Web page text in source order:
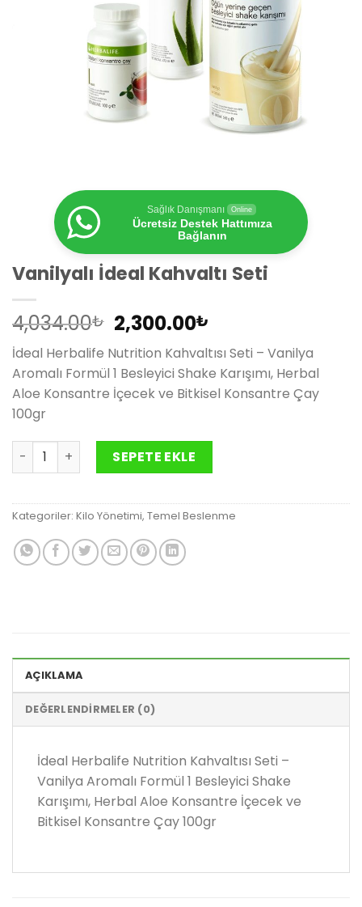
Sağlık Danışmanı Online
Ücretsiz Destek Hattımıza
Bağlanın
Vanilyalı İdeal Kahvaltı Seti
4,034.00₺ Orijinal
fiyat:
4,034.00₺.
2,300.00₺
andaki
fiyat:
2,300.00₺.
İdeal Herbalife Nutrition Kahvaltısı Seti – Vanilya
Aromalı Formül 1 Besleyici Shake Karışımı, Herbal
Aloe Konsantre İçecek ve Bitkisel Konsantre Çay
100gr
Vanilyalı İdeal Kahvaltı Seti adet
SEPETE EKLE
Kategoriler: Kilo Yönetimi, Temel Beslenme
AÇIKLAMA
DEĞERLENDIRMELER (0)
İdeal Herbalife Nutrition Kahvaltısı Seti –
Vanilya Aromalı Formül 1 Besleyici Shake
Karışımı, Herbal Aloe Konsantre İçecek ve
Bitkisel Konsantre Çay 100gr